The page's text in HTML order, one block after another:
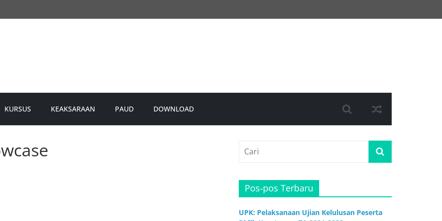
KURSUS KEAKSARAAN PAUD DOWNLOAD
Pos-pos Terbaru
UPK: Pelaksanaan Ujian Kelulusan Peserta